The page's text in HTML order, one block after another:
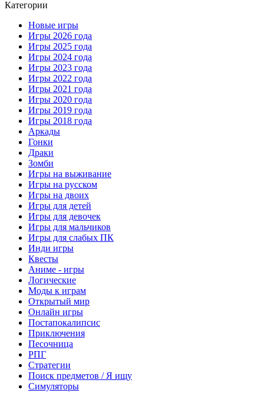
Категории
Новые игры
Игры 2026 года
Игры 2025 года
Игры 2024 года
Игры 2023 года
Игры 2022 года
Игры 2021 года
Игры 2020 года
Игры 2019 года
Игры 2018 года
Аркады
Гонки
Драки
Зомби
Игры на выживание
Игры на русском
Игры на двоих
Игры для детей
Игры для девочек
Игры для мальчиков
Игры для слабых ПК
Инди игры
Квесты
Аниме - игры
Логические
Моды к играм
Открытый мир
Онлайн игры
Постапокалипсис
Приключения
Песочница
РПГ
Стратегии
Поиск предметов / Я ищу
Симуляторы